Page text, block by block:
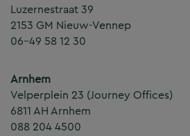
Luzernestraat 39
2153 GM Nieuw-Vennep
06-49 58 12 30
Arnhem
Velperplein 23 (Journey Offices)
6811 AH Arnhem
088 204 4500